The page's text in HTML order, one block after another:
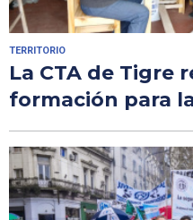
TERRITORIO
La CTA de Tigre
formación para